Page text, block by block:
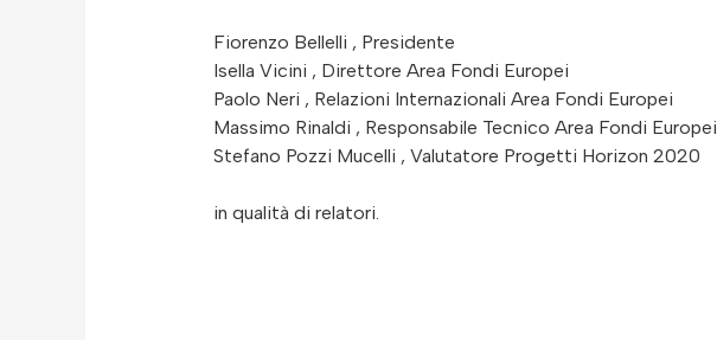
Fiorenzo Bellelli , Presidente
Isella Vicini , Direttore Area Fondi Europei
Paolo Neri , Relazioni Internazionali Area Fondi Europei
Massimo Rinaldi , Responsabile Tecnico Area Fondi Europei
Stefano Pozzi Mucelli , Valutatore Progetti Horizon 2020
in qualità di relatori.